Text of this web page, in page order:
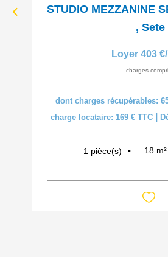
, Sete
Loyer 403
charges
dont charges récupérables:
charge locataire: 169 € TTC
1 pièce(s) 18 m²